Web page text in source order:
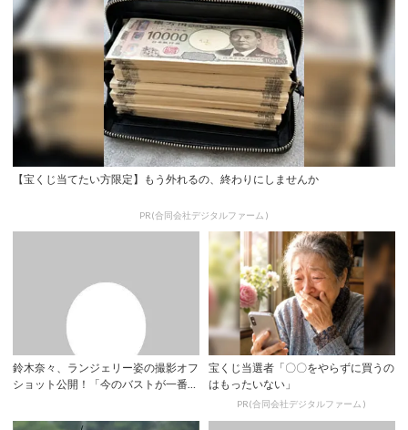
【宝くじ当てたい方限定】もう外れるの、終わりにしませんか
PR(合同会社デジタルファーム )
鈴木奈々、ランジェリー姿の撮影オフ
ショット公開！「今のバストが一番自
宝くじ当選者「〇〇をやらずに買うの
はもったいない」
PR(合同会社デジタルファーム )